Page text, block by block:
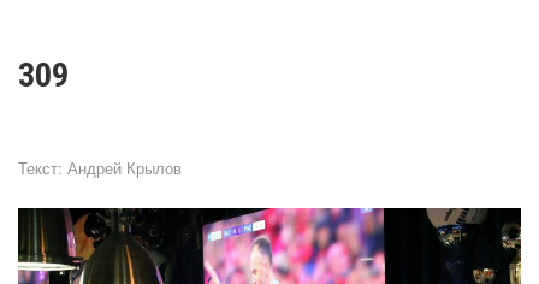
309
Текст: Андрей Крылов